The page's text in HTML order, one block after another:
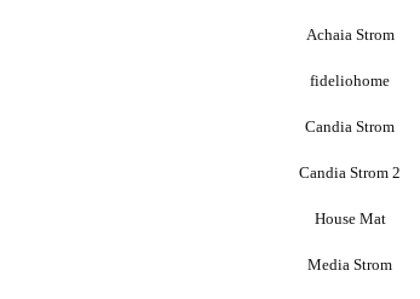
Achaia Strom
fideliohome
Candia Strom
Candia Strom 2
House Mat
Media Strom